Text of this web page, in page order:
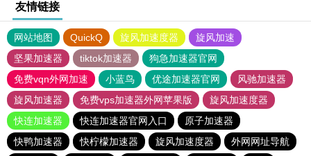
友情链接
网站地图 QuickQ 旋风加速度器
旋风加速
坚果加速器
tiktok加速器
狗急加速器官网
免费vqn外网加速
小蓝鸟 优途加速器官网
风驰加速器
旋风加速器
免费vps加速器外网苹果版
旋风加速度器
快连加速器
快连加速器官网入口
原子加速器
快鸭加速器
快柠檬加速器 旋风加速度器
外网网址导航